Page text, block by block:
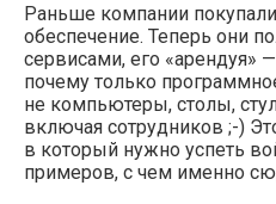
Раньше компании
обеспечение. Теперь они
сервисами, его «арендуя»
почему только
не компьютеры, столы,
включая сотрудников ;-)
в который нужно успеть
примеров, с чем именно